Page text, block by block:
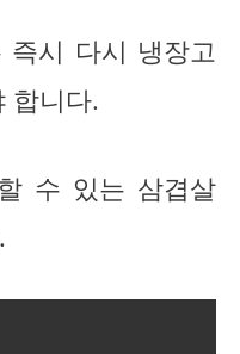
시 다시 냉장고
합니다.
수 있는 삼겹살